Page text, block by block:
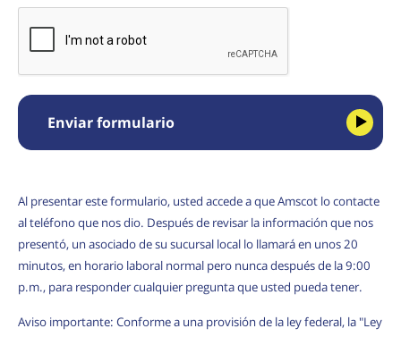
Enviar formulario
Al presentar este formulario, usted accede a que Amscot lo contacte
al teléfono que nos dio. Después de revisar la información que nos
presentó, un asociado de su sucursal local lo llamará en unos 20
minutos, en horario laboral normal pero nunca después de la 9:00
p.m., para responder cualquier pregunta que usted pueda tener.
Aviso importante: Conforme a una provisión de la ley federal, la "Ley